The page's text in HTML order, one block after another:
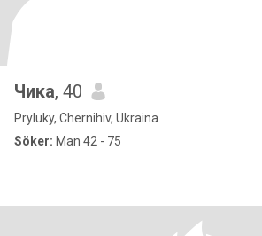
Чика, 40
Pryluky, Chernihiv, Ukraina
Söker: Man 42 - 75